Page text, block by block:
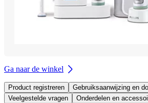
Ga naar de winkel
Product registreren
Gebruiksaanwijzing en
Veelgestelde vragen
Onderdelen en